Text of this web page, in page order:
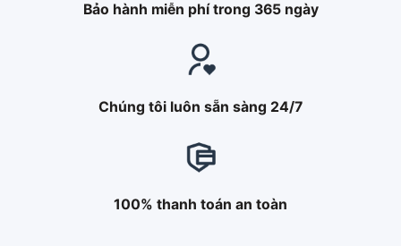
Bảo hành miễn phí trong 365 ngày
Chúng tôi luôn sẵn sàng 24/7
100% thanh toán an toàn